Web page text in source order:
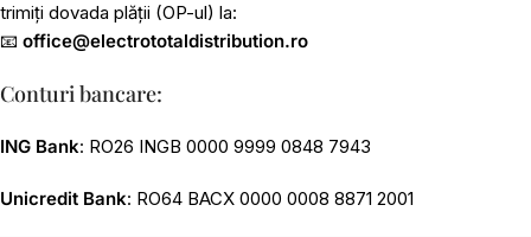
trimiți dovada plății (OP-ul) la:
📧 office@electrototaldistribution.ro
Conturi bancare:
ING Bank: RO26 INGB 0000 9999 0848 7943
Unicredit Bank: RO64 BACX 0000 0008 8871 2001